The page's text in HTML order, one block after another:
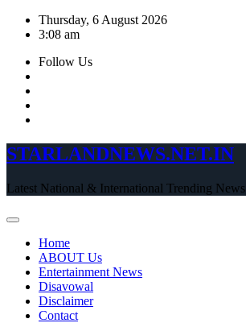
Skip
Thursday, 6 August 2026
3:08 am
Follow Us
STARLANDNEWS.NET.IN
Latest National & International Trending News
Home
ABOUT Us
Entertainment News
Disavowal
Disclaimer
Contact